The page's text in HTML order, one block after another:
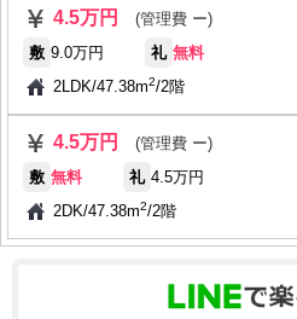
4.5万円
(管理費 ー)
敷 9.0万円 礼 無料
2LDK/47.38m2/2階
4.5万円
(管理費 ー)
敷 無料 礼 4.5万円
2DK/47.38m2/2階